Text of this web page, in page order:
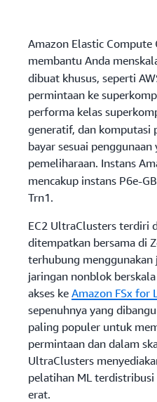
Amazon Elastic
membantu Anda
dibuat khusus, seperti
permintaan ke
performa kelas
generatif, dan komputasi
bayar sesuai
pemeliharaan. Instans
mencakup instans P6e-
Trn1.
EC2 UltraClusters terdiri
ditempatkan bersama di
terhubung menggunakan
jaringan nonblok
akses ke Amazon FSx for
sepenuhnya yang
paling populer untuk
permintaan dan dalam
UltraClusters
pelatihan ML terdistribusi
erat.